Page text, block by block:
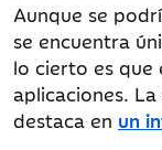
Aunque se
se encuentra
lo cierto es que
aplicaciones.
destaca en un